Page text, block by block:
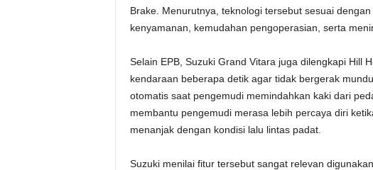
Brake. Menurutnya, teknologi tersebut sesuai
kenyamanan, kemudahan pengoperasian, serta
Selain EPB, Suzuki Grand Vitara juga dilengkapi Hill
kendaraan beberapa detik agar tidak bergerak
otomatis saat pengemudi memindahkan kaki dari
membantu pengemudi merasa lebih percaya diri
menanjak dengan kondisi lalu lintas padat.
Suzuki menilai fitur tersebut sangat relevan